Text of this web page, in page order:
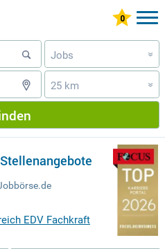
Jobs »
25 km »
EDV Fachkraft